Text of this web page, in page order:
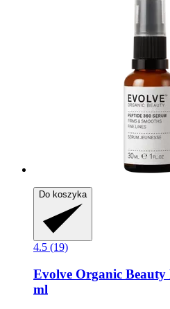
Do koszyka
4.5 (19)
Evolve Organic Beauty
ml